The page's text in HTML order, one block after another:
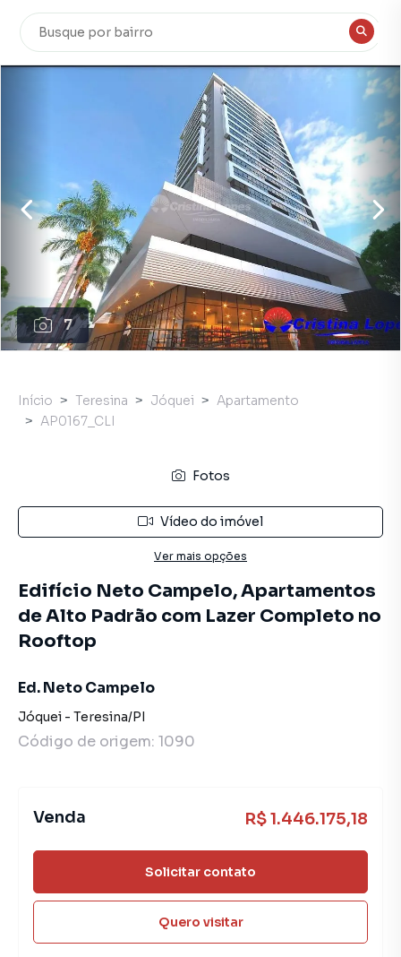
7
Início Teresina Jóquei
Apartamento
AP0167_CLI
Fotos
Vídeo do imóvel
Ver mais opções
Edifício Neto Campelo, Apartamentos
de Alto Padrão com Lazer Completo no
Rooftop
Ed. Neto Campelo
Jóquei - Teresina/PI
Código de origem: 1090
Venda R$ 1.446.175,18
Solicitar contato
Quero visitar